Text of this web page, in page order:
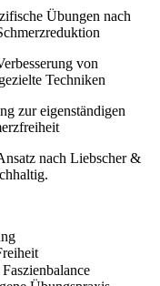
Übungen nach
von
Techniken
zur eigenständigen
nach Liebscher &